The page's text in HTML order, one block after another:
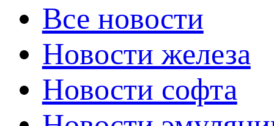
Все новости
Новости железа
Новости софта